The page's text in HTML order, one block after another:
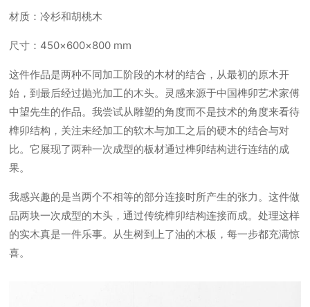
材质：冷杉和胡桃木
尺寸：450×600×800 mm
这件作品是两种不同加工阶段的木材的结合，从最初的原木开
始，到最后经过抛光加工的木头。灵感来源于中国榫卯艺术家傅
中望先生的作品。我尝试从雕塑的角度而不是技术的角度来看待
榫卯结构，关注未经加工的软木与加工之后的硬木的结合与对
比。它展现了两种一次成型的板材通过榫卯结构进行连结的成
果。
我感兴趣的是当两个不相等的部分连接时所产生的张力。这件做
品两块一次成型的木头，通过传统榫卯结构连接而成。处理这样
的实木真是一件乐事。从生树到上了油的木板，每一步都充满惊
喜。